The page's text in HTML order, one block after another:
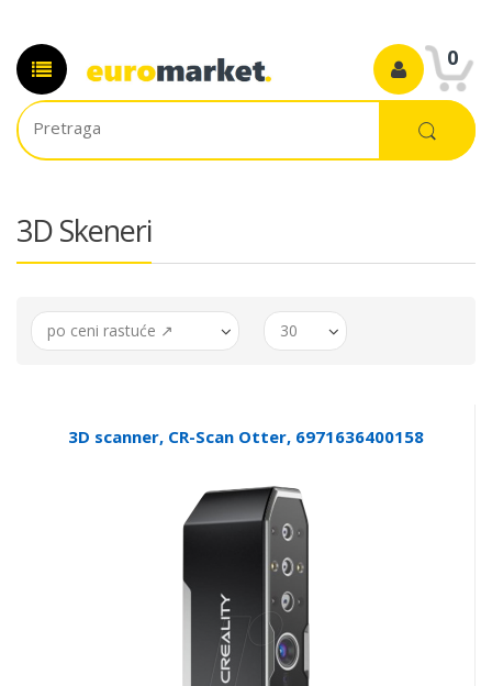
0
3D Skeneri
po ceni rastuće ↗ 30
3D scanner, CR-Scan Otter, 6971636400158